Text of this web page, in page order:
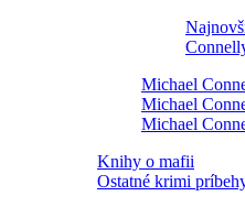
Michael
Michael
Michael
Knihy o mafii
Ostatné krimi